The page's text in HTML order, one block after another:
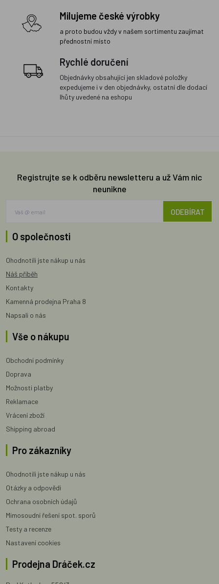
Milujeme české výrobky
a proto budou vždy v našem sortimentu zaujímat
přednostní místo
Rychlé doručení
Objednávky obsahující jen skladové položky
expedujeme i v den objednávky, ostatní dle dodací
lhůty uvedené na eshopu
Registrujte se k odběru newsletteru a už Vám nic
neunikne
ODEBÍRAT
O společnosti
Ohodnotili jste nákup u nás
Náš příběh
Kontakty
Kamenná prodejna Praha 8
Napsali o nás
Vše o nákupu
Obchodní podmínky
Doprava
Možnosti platby
Reklamace
Vrácení zboží
Shipping abroad
Pro zákazníky
Ohodnotili jste nákup u nás
Otázky a odpovědi
Ochrana osobních údajů
Mimosoudní řešení spot. sporů
Testy a recenze
Nastavení cookies
Prodejna Dráček.cz